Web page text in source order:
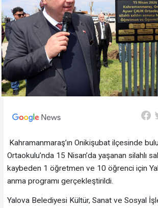
Kahramanmaraş’ın Onikişubat ilçesinde
Ortaokulu’nda 15 Nisan’da yaşanan silahlı
kaybeden 1 öğretmen ve 10 öğrenci için
anma programı gerçekleştirildi.
Yalova Belediyesi Kültür, Sanat ve Sosyal